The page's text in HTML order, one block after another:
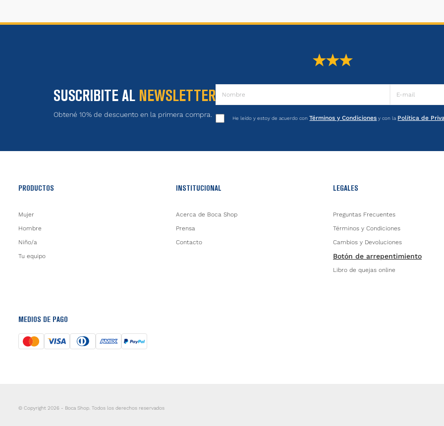
SUSCRIBITE AL NEWSLETTER
Obtené 10% de descuento en la primera compra. He leído y estoy de acuerdo conTérminos y Condiciones y con la Política de
PRODUCTOS
Mujer
Hombre
Niño/a
Tu equipo
INSTITUCIONAL
Acerca de Boca Shop
Prensa
Contacto
LEGALES
Preguntas Frecuentes
Términos y Condiciones
Cambios y Devoluciones
Botón de arrepentimiento
Libro de quejas online
MEDIOS DE PAGO
© Copyright 2026 - Boca Shop. Todos los derechos reservados